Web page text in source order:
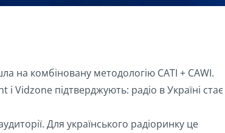
на комбіновану методологію CATI + CAWI.
Vidzone підтверджують: радіо в Україні стає
Для українського радіоринку це